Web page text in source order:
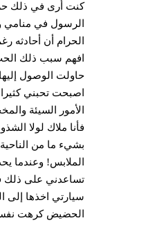
كنت أرى في ذلك
الرسول في منامي
الحرام أن أحادثه
افهم سبب ذلك
حاولت الوصول
اصبحت تحبني
الأمور السيئة
فأنا ملاك لولا
بشيء ما من
الملابس! وعندما
تساعدني على ذلك
سيارتي اخذها إلى
الحضيض كرهت